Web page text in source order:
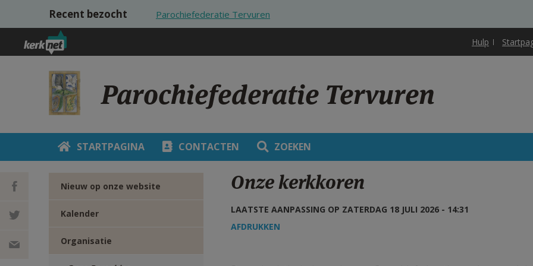
Overslaan en naar de inhoud gaan
Recent bezocht Parochiefederatie Tervuren
Hulp
Parochiefederatie Tervuren
STARTPAGINA CONTACTEN ZOEKEN
DEEL OP
FACEBOOK
DEEL OP
Nieuw op onze website
Kalender
Organisatie
Onze kerkkoren
LAATSTE AANPASSING OP ZATERDAG 18 JULI 2026 - 14:31
AFDRUKKEN